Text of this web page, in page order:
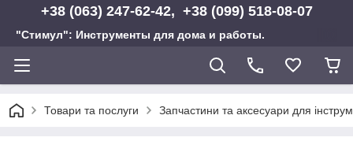
+38 (063) 247-62-42, +38 (099) 518-08-07
"Стимул": Инструменты для дома и работы.
Товари та послуги Запчастини та аксесуари для